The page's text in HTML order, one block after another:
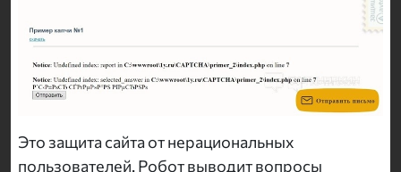
Это защита сайта от нерациональных
пользователей. Робот выводит вопросы